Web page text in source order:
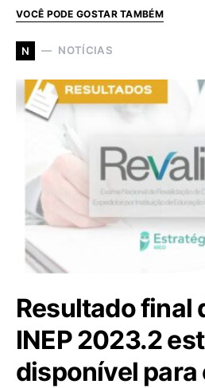
VOCÊ PODE GOSTAR TAMBÉM
N NOTÍCIAS
Resultado final
INEP 2023.2
disponível